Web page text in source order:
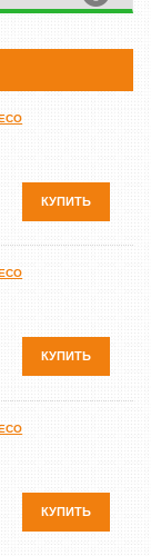
КУПИТЬ
КУПИТЬ
КУПИТЬ